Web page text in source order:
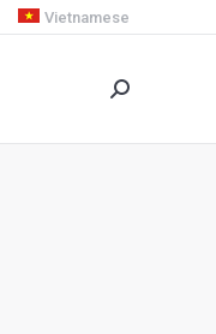
Vietnamese
Search:
Search: